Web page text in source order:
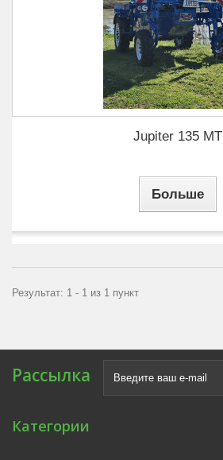
Jupiter 135 MT
Больше
Результат: 1 - 1 из 1 пункт
Рассылка
Категории